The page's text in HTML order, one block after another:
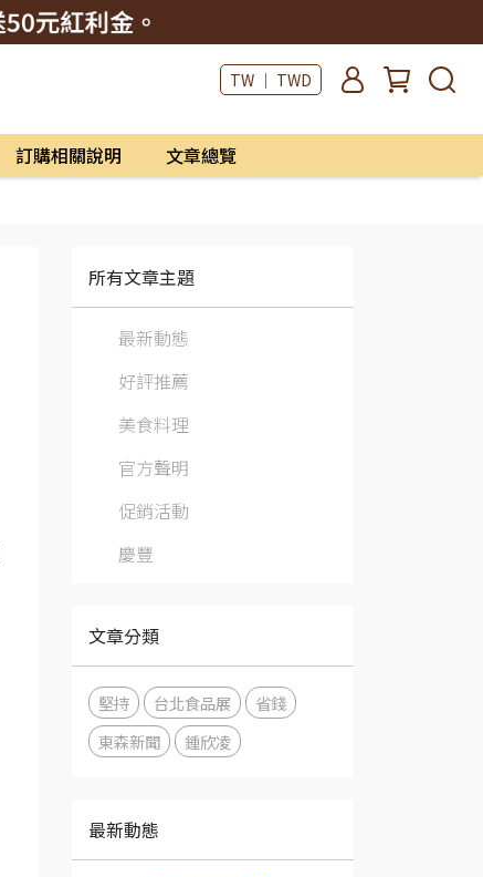
TW ｜ TWD
訂購相關說明 文章總覽
所有文章主題
最新動態
好評推薦
美食料理
官方聲明
促銷活動
慶豐
文章分類
堅持 台北食品展
省錢
東森新聞
鍾欣凌
最新動態